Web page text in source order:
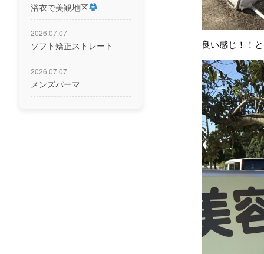
良い感じ！！
浴衣で美観地区
2026.07.07
ソフト矯正ストレート
2026.07.07
メンズパーマ